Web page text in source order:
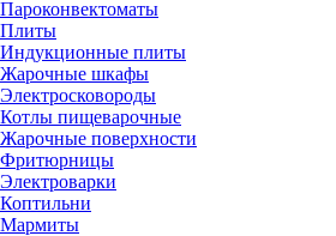
Пароконвектоматы
Плиты
Индукционные плиты
Жарочные шкафы
Электросковороды
Котлы пищеварочные
Жарочные поверхности
Фритюрницы
Электроварки
Коптильни
Мармиты